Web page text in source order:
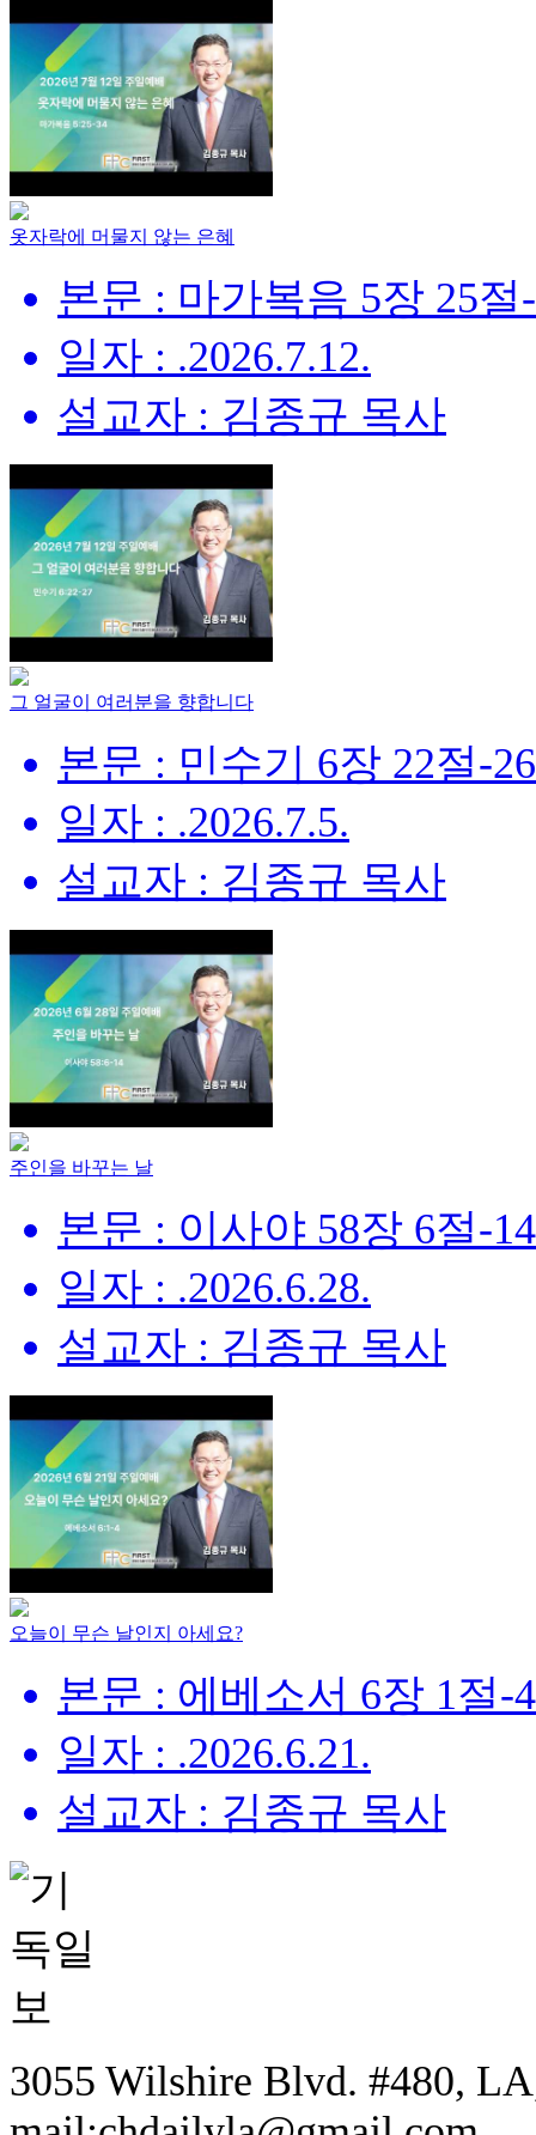
옷자락에 머물지 않는 은혜
본문 : 마가복음 5장 25절
일자 : .2026.7.12.
설교자 : 김종규 목사
그 얼굴이 여러분을 향합니다
본문 : 민수기 6장 22절-
일자 : .2026.7.5.
설교자 : 김종규 목사
주인을 바꾸는 날
본문 : 이사야 58장 6절-
일자 : .2026.6.28.
설교자 : 김종규 목사
오늘이 무슨 날인지 아세요?
본문 : 에베소서 6장 1절-
일자 : .2026.6.21.
설교자 : 김종규 목사
3055 Wilshire Blvd. #480,